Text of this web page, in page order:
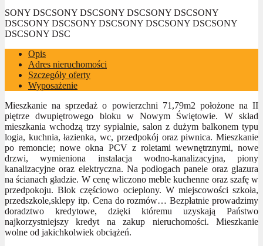
SONY DSCSONY DSCSONY DSCSONY DSCSONY
DSCSONY DSCSONY DSCSONY DSCSONY DSCSONY
DSCSONY DSC
Opis
Adres nieruchomości
Szczegóły oferty
Wyposażenie
Mieszkanie na sprzedaż o powierzchni 71,79m2 położone na II
piętrze dwupiętrowego bloku w Nowym Świętowie. W skład
mieszkania wchodzą trzy sypialnie, salon z dużym balkonem typu
logia, kuchnia, łazienka, wc, przedpokój oraz piwnica. Mieszkanie
po remoncie; nowe okna PCV z roletami wewnętrznymi, nowe
drzwi, wymieniona instalacja wodno-kanalizacyjna, piony
kanalizacyjne oraz elektryczna. Na podłogach panele oraz glazura
na ścianach gładzie. W cenę wliczono meble kuchenne oraz szafę w
przedpokoju. Blok częściowo ocieplony. W miejscowości szkoła,
przedszkole,sklepy itp. Cena do rozmów… Bezpłatnie prowadzimy
doradztwo kredytowe, dzięki któremu uzyskają Państwo
najkorzystniejszy kredyt na zakup nieruchomości. Mieszkanie
wolne od jakichkolwiek obciążeń.